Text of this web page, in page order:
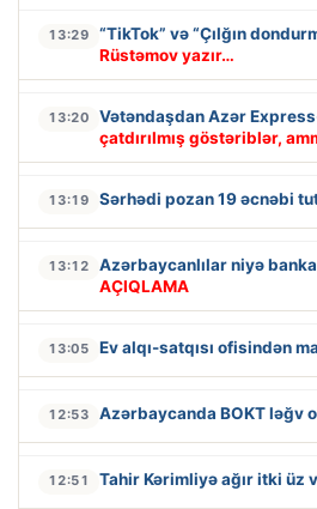
13:29 “TikTok” və “Çılğın
Rüstəmov yazır…
13:20 Vətəndaşdan Azər
çatdırılmış göstəriblər,
13:19 Sərhədi pozan 19 əcnəbi
13:12 Azərbaycanlılar niyə
AÇIQLAMA
13:05 Ev alqı-satqısı ofisindən
12:53 Azərbaycanda BOKT ləğv
12:51 Tahir Kərimliyə ağır itki üz